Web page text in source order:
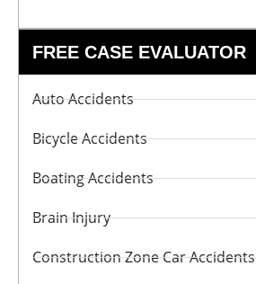
FREE CASE EVALUATOR
Auto Accidents
Bicycle Accidents
Boating Accidents
Brain Injury
Construction Zone Car Accidents